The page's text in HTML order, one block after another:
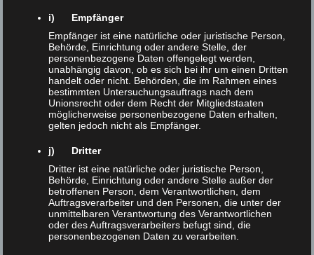
Bauprojekts, das über viele Jahre hinweg
von Herausforderungen, Umplanungen und
Finanzierungsfragen geprägt war. Umso
größer war die Freude darüber, dass das
Begegnungszentrum nun erfolgreich
fertiggestellt und eröffnet werden konnte.
verfolgtes Ziel Wirklichkeit: ein Ort, an dem
junge Menschen aus unterschiedlichen
Regionen und Ländern nicht nur
gemeinsam lernen, sondern auch
miteinander ins Gespräch kommen, Zeit
i) Empfänger
Empfänger ist eine natürliche oder juristische Person,
Behörde, Einrichtung oder andere Stelle, der
personenbezogene Daten offengelegt werden,
unabhängig davon, ob es sich bei ihr um einen Dritten
handelt oder nicht. Behörden, die im Rahmen eines
bestimmten Untersuchungsauftrags nach dem
Unionsrecht oder dem Recht der Mitgliedstaaten
möglicherweise personenbezogene Daten erhalten,
gelten jedoch nicht als Empfänger.
j) Dritter
Dritter ist eine natürliche oder juristische Person,
Behörde, Einrichtung oder andere Stelle außer der
betroffenen Person, dem Verantwortlichen, dem
Auftragsverarbeiter und den Personen, die unter der
unmittelbaren Verantwortung des Verantwortlichen
oder des Auftragsverarbeiters befugt sind, die
personenbezogenen Daten zu verarbeiten.